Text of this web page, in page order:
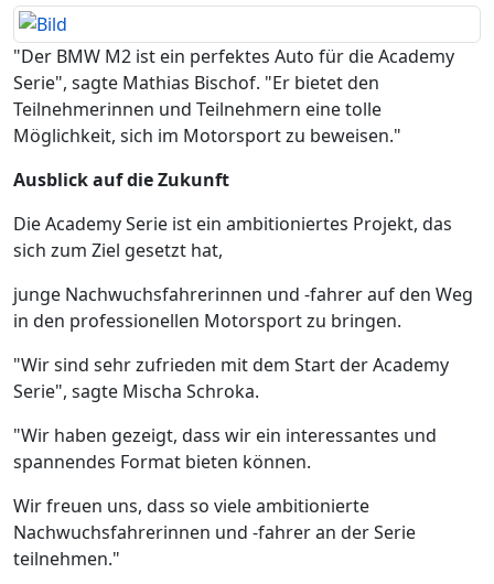
"Der BMW M2 ist ein perfektes Auto für die Academy
Serie", sagte Mathias Bischof. "Er bietet den
Teilnehmerinnen und Teilnehmern eine tolle
Möglichkeit, sich im Motorsport zu beweisen."
Ausblick auf die Zukunft
Die Academy Serie ist ein ambitioniertes Projekt, das
sich zum Ziel gesetzt hat,
junge Nachwuchsfahrerinnen und -fahrer auf den Weg
in den professionellen Motorsport zu bringen.
"Wir sind sehr zufrieden mit dem Start der Academy
Serie", sagte Mischa Schroka.
"Wir haben gezeigt, dass wir ein interessantes und
spannendes Format bieten können.
Wir freuen uns, dass so viele ambitionierte
Nachwuchsfahrerinnen und -fahrer an der Serie
teilnehmen."